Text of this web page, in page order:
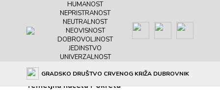
HUMANOST
NEPRISTRANOST
NEUTRALNOST
NEOVISNOST
DOBROVOLJNOST
JEDINSTVO
UNIVERZALNOST
GRADSKO DRUŠTVO CRVENOG KRIŽA DUBROVNIK
Temeljna načela Pokreta